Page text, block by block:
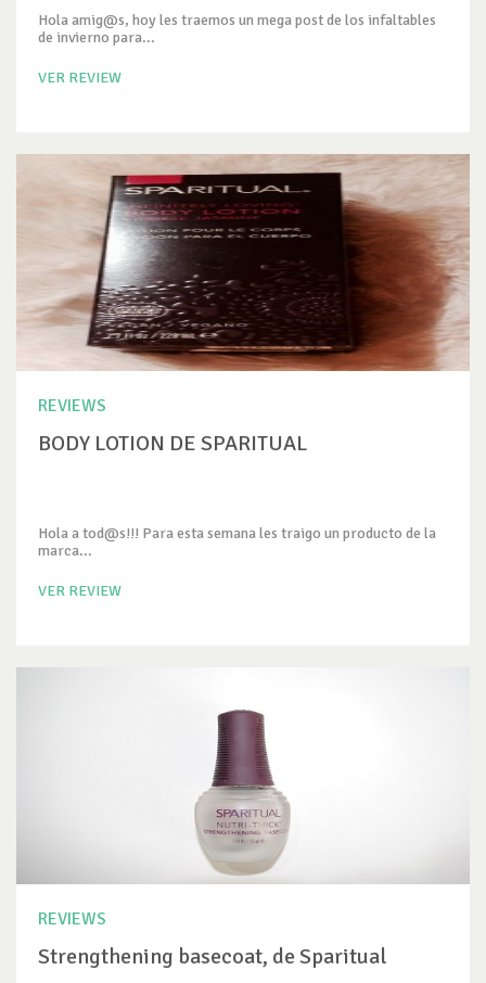
Hola amig@s, hoy les traemos un mega post de los infaltables
de invierno para...
VER REVIEW
REVIEWS
BODY LOTION DE SPARITUAL
Hola a tod@s!!! Para esta semana les traigo un producto de la
marca...
VER REVIEW
REVIEWS
Strengthening basecoat, de Sparitual